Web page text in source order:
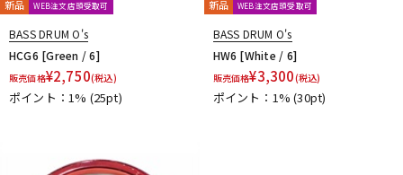
新品 WEB注文店頭受取可
BASS DRUM O's
HCG6 [Green / 6]
販売価格¥2,750(税込)
ポイント：1% (25pt)
新品 WEB注文店頭受取可
BASS DRUM O's
HW6 [White / 6]
販売価格¥3,300(税込)
ポイント：1%(30pt)